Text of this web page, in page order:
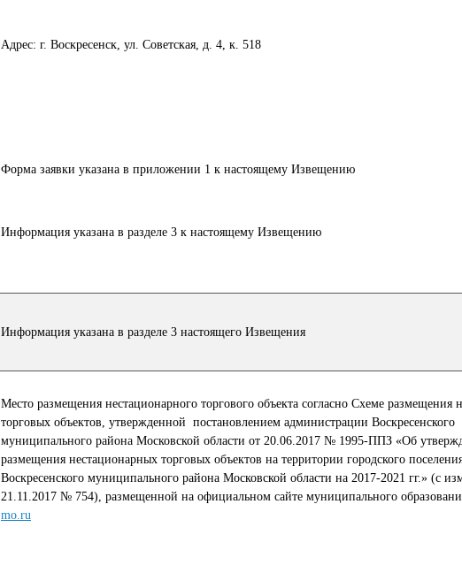
Адрес: г. Воскресенск, ул. Советская, д. 4, к. 518
Форма заявки указана в приложении 1 к настоящему Извещению
Информация указана в разделе 3 к настоящему Извещению
Информация указана в разделе 3 настоящего Извещения
Место размещения нестационарного торгового объекта согласно Схеме размещения
торговых объектов, утвержденной постановлением администрации Воскресенского
муниципального района Московской области от 20.06.2017 № 1995-ППЗ «Об
размещения нестационарных торговых объектов на территории городского
Воскресенского муниципального района Московской области на 2017-2021 гг.» (с
21.11.2017 № 754), размещенной на официальном сайте муниципального
mo.ru